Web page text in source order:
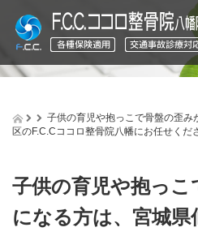
子供の育児や抱っこで骨盤の歪
区のF.C.Cココロ整骨院八幡にお任せくだ
子供の育児や抱っ
になる方は、宮城県